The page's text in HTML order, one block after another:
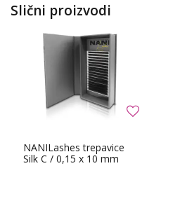
Slični proizvodi
NANILashes trepavice
Silk C / 0,15 x 10 mm